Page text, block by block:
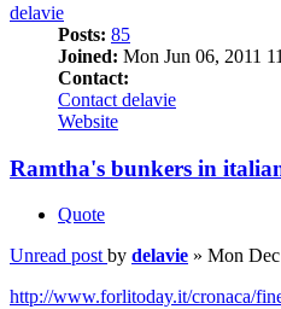
delavie
Posts: 85
Joined: Mon Jun 06, 2011
Contact:
Contact delavie
Website
Ramtha's bunkers in
Quote
Unread post by delavie » Mon
http://www.forlitoday.it/cronaca/